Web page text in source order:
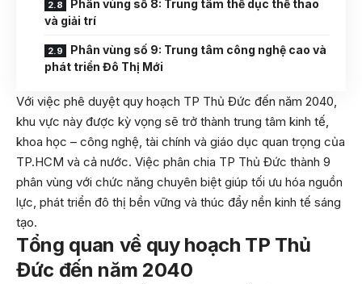
Phân vùng số 8: Trung tâm thể dục thể thao
và giải trí
Phân vùng số 9: Trung tâm công nghệ cao và
phát triển Đô Thị Mới
Với việc phê duyệt quy hoạch TP Thủ Đức đến năm 2040,
khu vực này được kỳ vọng sẽ trở thành trung tâm kinh tế,
khoa học – công nghệ, tài chính và giáo dục quan trọng của
TP.HCM và cả nước. Việc phân chia TP Thủ Đức thành 9
phân vùng với chức năng chuyên biệt giúp tối ưu hóa nguồn
lực, phát triển đô thị bền vững và thúc đẩy nền kinh tế sáng
tạo.
Tổng quan về quy hoạch TP Thủ
Đức đến năm 2040